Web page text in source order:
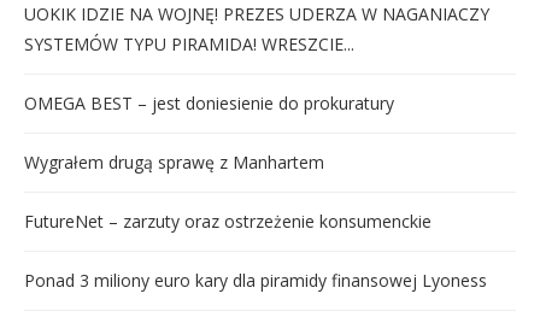
UOKIK IDZIE NA WOJNĘ! PREZES UDERZA W NAGANIACZY
SYSTEMÓW TYPU PIRAMIDA! WRESZCIE...
OMEGA BEST – jest doniesienie do prokuratury
Wygrałem drugą sprawę z Manhartem
FutureNet – zarzuty oraz ostrzeżenie konsumenckie
Ponad 3 miliony euro kary dla piramidy finansowej Lyoness